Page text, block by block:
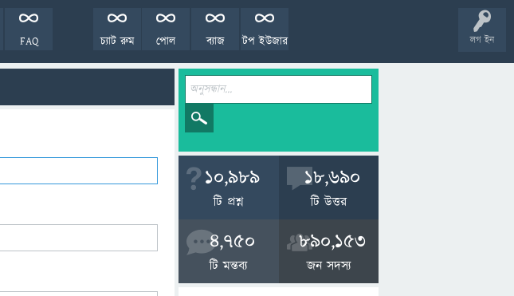
লগ ইন
FAQ টপ ইউজার
ব্যাজ
পোল
চ্যাট রুম
10,989
টি প্রশ্ন
18,690
টি উত্তর
4,750
টি মন্তব্য
890,153
জন সদস্য